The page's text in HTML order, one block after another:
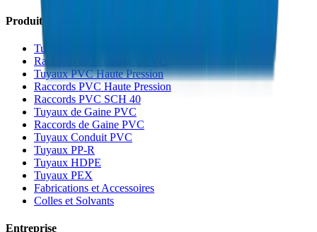
Produits
Tuyaux de Drainage UPVC
Raccords de Drainage UPVC
Tuyaux PVC Haute Pression
Raccords PVC Haute Pression
Raccords PVC SCH 40
Tuyaux de Gaine PVC
Raccords de Gaine PVC
Tuyaux Conduit PVC
Tuyaux PP-R
Tuyaux HDPE
Tuyaux PEX
Fabrications et Accessoires
Colles et Solvants
Entreprise